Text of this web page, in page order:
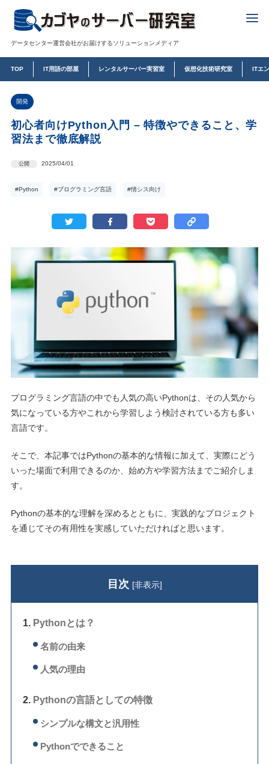
データセンター運営会社がお届けするソリューションメディア
TOP IT用語の部屋 レンタルサーバー実習室 仮想化技術研究室 ITエ
開発
初心者向けPython入門 – 特徴やできること、学
習法まで徹底解説
公開 2025/04/01
#Python #プログラミング言語 #情シス向け
プログラミング言語の中でも人気の高いPythonは、その人気から
気になっている方やこれから学習しよう検討されている方も多い
言語です。
そこで、本記事ではPythonの基本的な情報に加えて、実際にどう
いった場面で利用できるのか、始め方や学習方法までご紹介しま
す。
Pythonの基本的な理解を深めるとともに、実践的なプロジェクト
を通じてその有用性を実感していただければと思います。
目次 [非表示]
Pythonとは？
名前の由来
人気の理由
Pythonの言語としての特徴
シンプルな構文と汎用性
Pythonでできること